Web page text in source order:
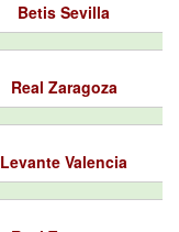
Betis Sevilla
Real Zaragoza
Levante Valencia